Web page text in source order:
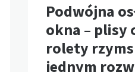
Podwójna
okna – plisy
rolety
jednym